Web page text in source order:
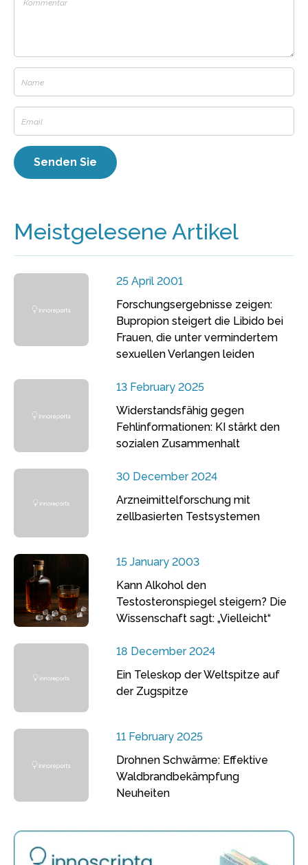
Meistgelesene Artikel
25 April 2001
Forschungsergebnisse zeigen:
Bupropion steigert die Libido bei
Frauen, die unter vermindertem
sexuellen Verlangen leiden
13 February 2025
Widerstandsfähig gegen
Fehlinformationen: KI stärkt den
sozialen Zusammenhalt
30 December 2024
Arzneimittelforschung mit
zellbasierten Testsystemen
15 January 2003
Kann Alkohol den
Testosteronspiegel steigern? Die
Wissenschaft sagt: „Vielleicht“
18 December 2024
Ein Teleskop der Weltspitze auf
der Zugspitze
11 February 2025
Drohnen Schwärme: Effektive
Waldbrandbekämpfung
Neuheiten